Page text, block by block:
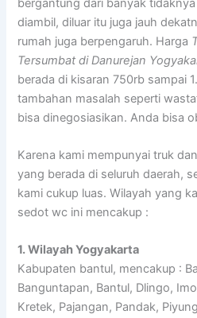
bergantung dari banyak
diambil, diluar itu juga jauh
rumah juga berpengaruh. Harga
Tersumbat di Danurejan
berada di kisaran 750rb sampai
tambahan masalah seperti
bisa dinegosiasikan. Anda bisa
Karena kami mempunyai truk
yang berada di seluruh daerah,
kami cukup luas. Wilayah yang
sedot wc ini mencakup :
1. Wilayah Yogyakarta
Kabupaten bantul, mencakup :
Banguntapan, Bantul, Dlingo,
Kretek, Pajangan, Pandak,